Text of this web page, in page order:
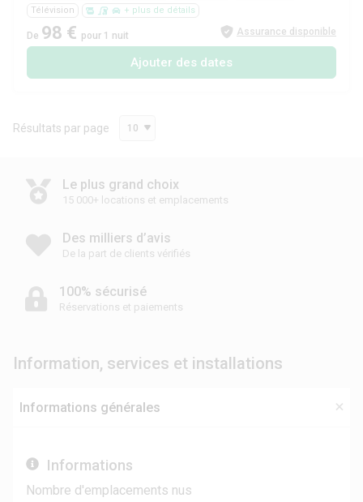
Télévision
+ plus de détails
De 98 € pour 1 nuit Assurance disponible
Ajouter des dates
Résultats par page 10
Le plus grand choix
15 000+ locations et emplacements
Des milliers d’avis
De la part de clients vérifiés
100% sécurisé
Réservations et paiements
Information, services et installations
Informations générales
Informations
Nombre d'emplacements nus